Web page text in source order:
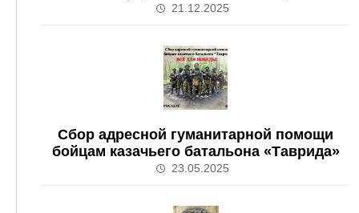
21.12.2025
Сбор адресной гуманитарной помощи
бойцам казачьего батальона «Таврида»
23.05.2025